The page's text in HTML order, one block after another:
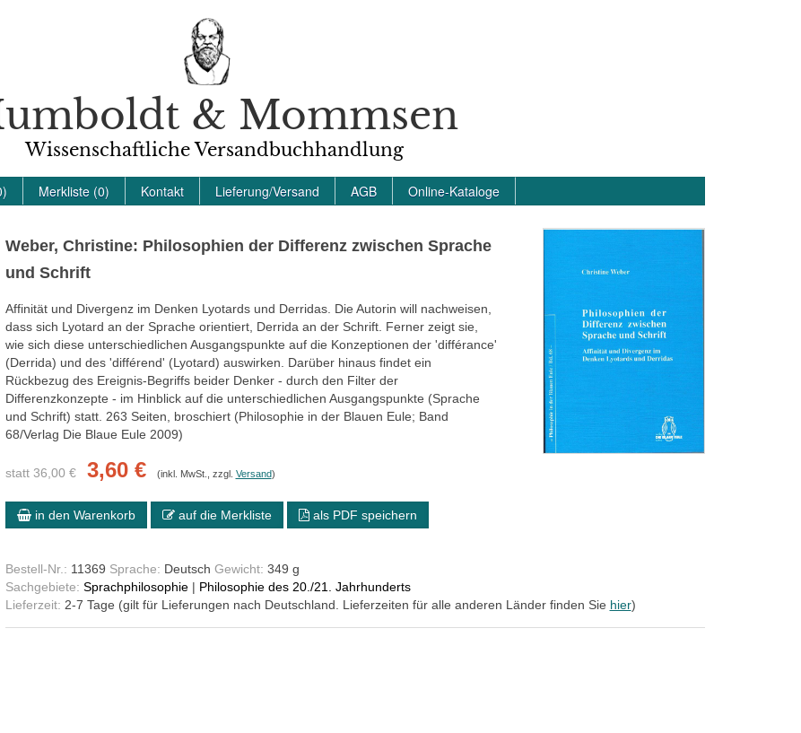
& Mommsen
Wissenschaftliche Versandbuchhandlung
Merkliste (0) Kontakt Lieferung/Versand AGB Online-Kataloge
Weber, Christine: Philosophien der Differenz zwischen Sprache
und Schrift
Affinität und Divergenz im Denken Lyotards und Derridas. Die Autorin will nachweisen,
dass sich Lyotard an der Sprache orientiert, Derrida an der Schrift. Ferner zeigt sie,
wie sich diese unterschiedlichen Ausgangspunkte auf die Konzeptionen der 'différance'
(Derrida) und des 'différend' (Lyotard) auswirken. Darüber hinaus findet ein
Rückbezug des Ereignis-Begriffs beider Denker - durch den Filter der
Differenzkonzepte - im Hinblick auf die unterschiedlichen Ausgangspunkte (Sprache
und Schrift) statt. 263 Seiten, broschiert (Philosophie in der Blauen Eule; Band
68/Verlag Die Blaue Eule 2009)
statt 36,00 € 3,60 € (inkl. MwSt., zzgl. Versand)
in den Warenkorb auf die Merkliste als PDF speichern
Bestell-Nr.: 11369 Sprache: Deutsch Gewicht: 349 g
Sachgebiete: Sprachphilosophie| Philosophie des 20./21. Jahrhunderts
Lieferzeit: 2-7 Tage (gilt für Lieferungen nach Deutschland. Lieferzeiten für alle anderen Länder finden Sie hier)